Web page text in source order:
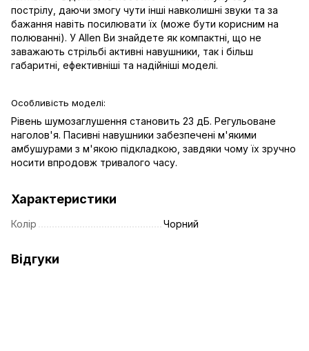
пострілу, даючи змогу чути інші навколишні звуки та за
бажання навіть посилювати їх (може бути корисним на
полюванні). У Allen Ви знайдете як компактні, що не
заважають стрільбі активні навушники, так і більш
габаритні, ефективніші та надійніші моделі.
Особливість моделі:
Рівень шумозаглушення становить 23 дБ. Регульоване
наголов'я. Пасивні навушники забезпечені м'якими
амбушурами з м'якою підкладкою, завдяки чому їх зручно
носити впродовж тривалого часу.
Характеристики
Колір Чорний
Відгуки